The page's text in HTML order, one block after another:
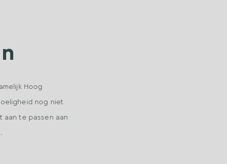
Hoog
nog niet
te passen aan